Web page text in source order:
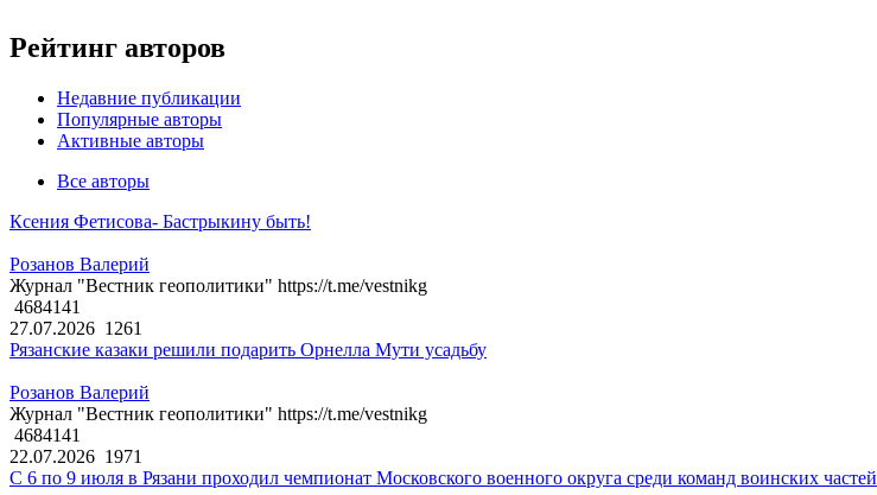
Рейтинг авторов
Недавние публикации
Популярные авторы
Активные авторы
Все авторы
Ксения Фетисова- Бастрыкину быть!
Розанов Валерий
Журнал "Вестник геополитики" https://t.me/vestnikg
4684141
27.07.2026 1261
Рязанские казаки решили подарить Орнелла Мути усадьбу
Розанов Валерий
Журнал "Вестник геополитики" https://t.me/vestnikg
4684141
22.07.2026 1971
С 6 по 9 июля в Рязани проходил чемпионат Московского военного округа среди команд воинских частей